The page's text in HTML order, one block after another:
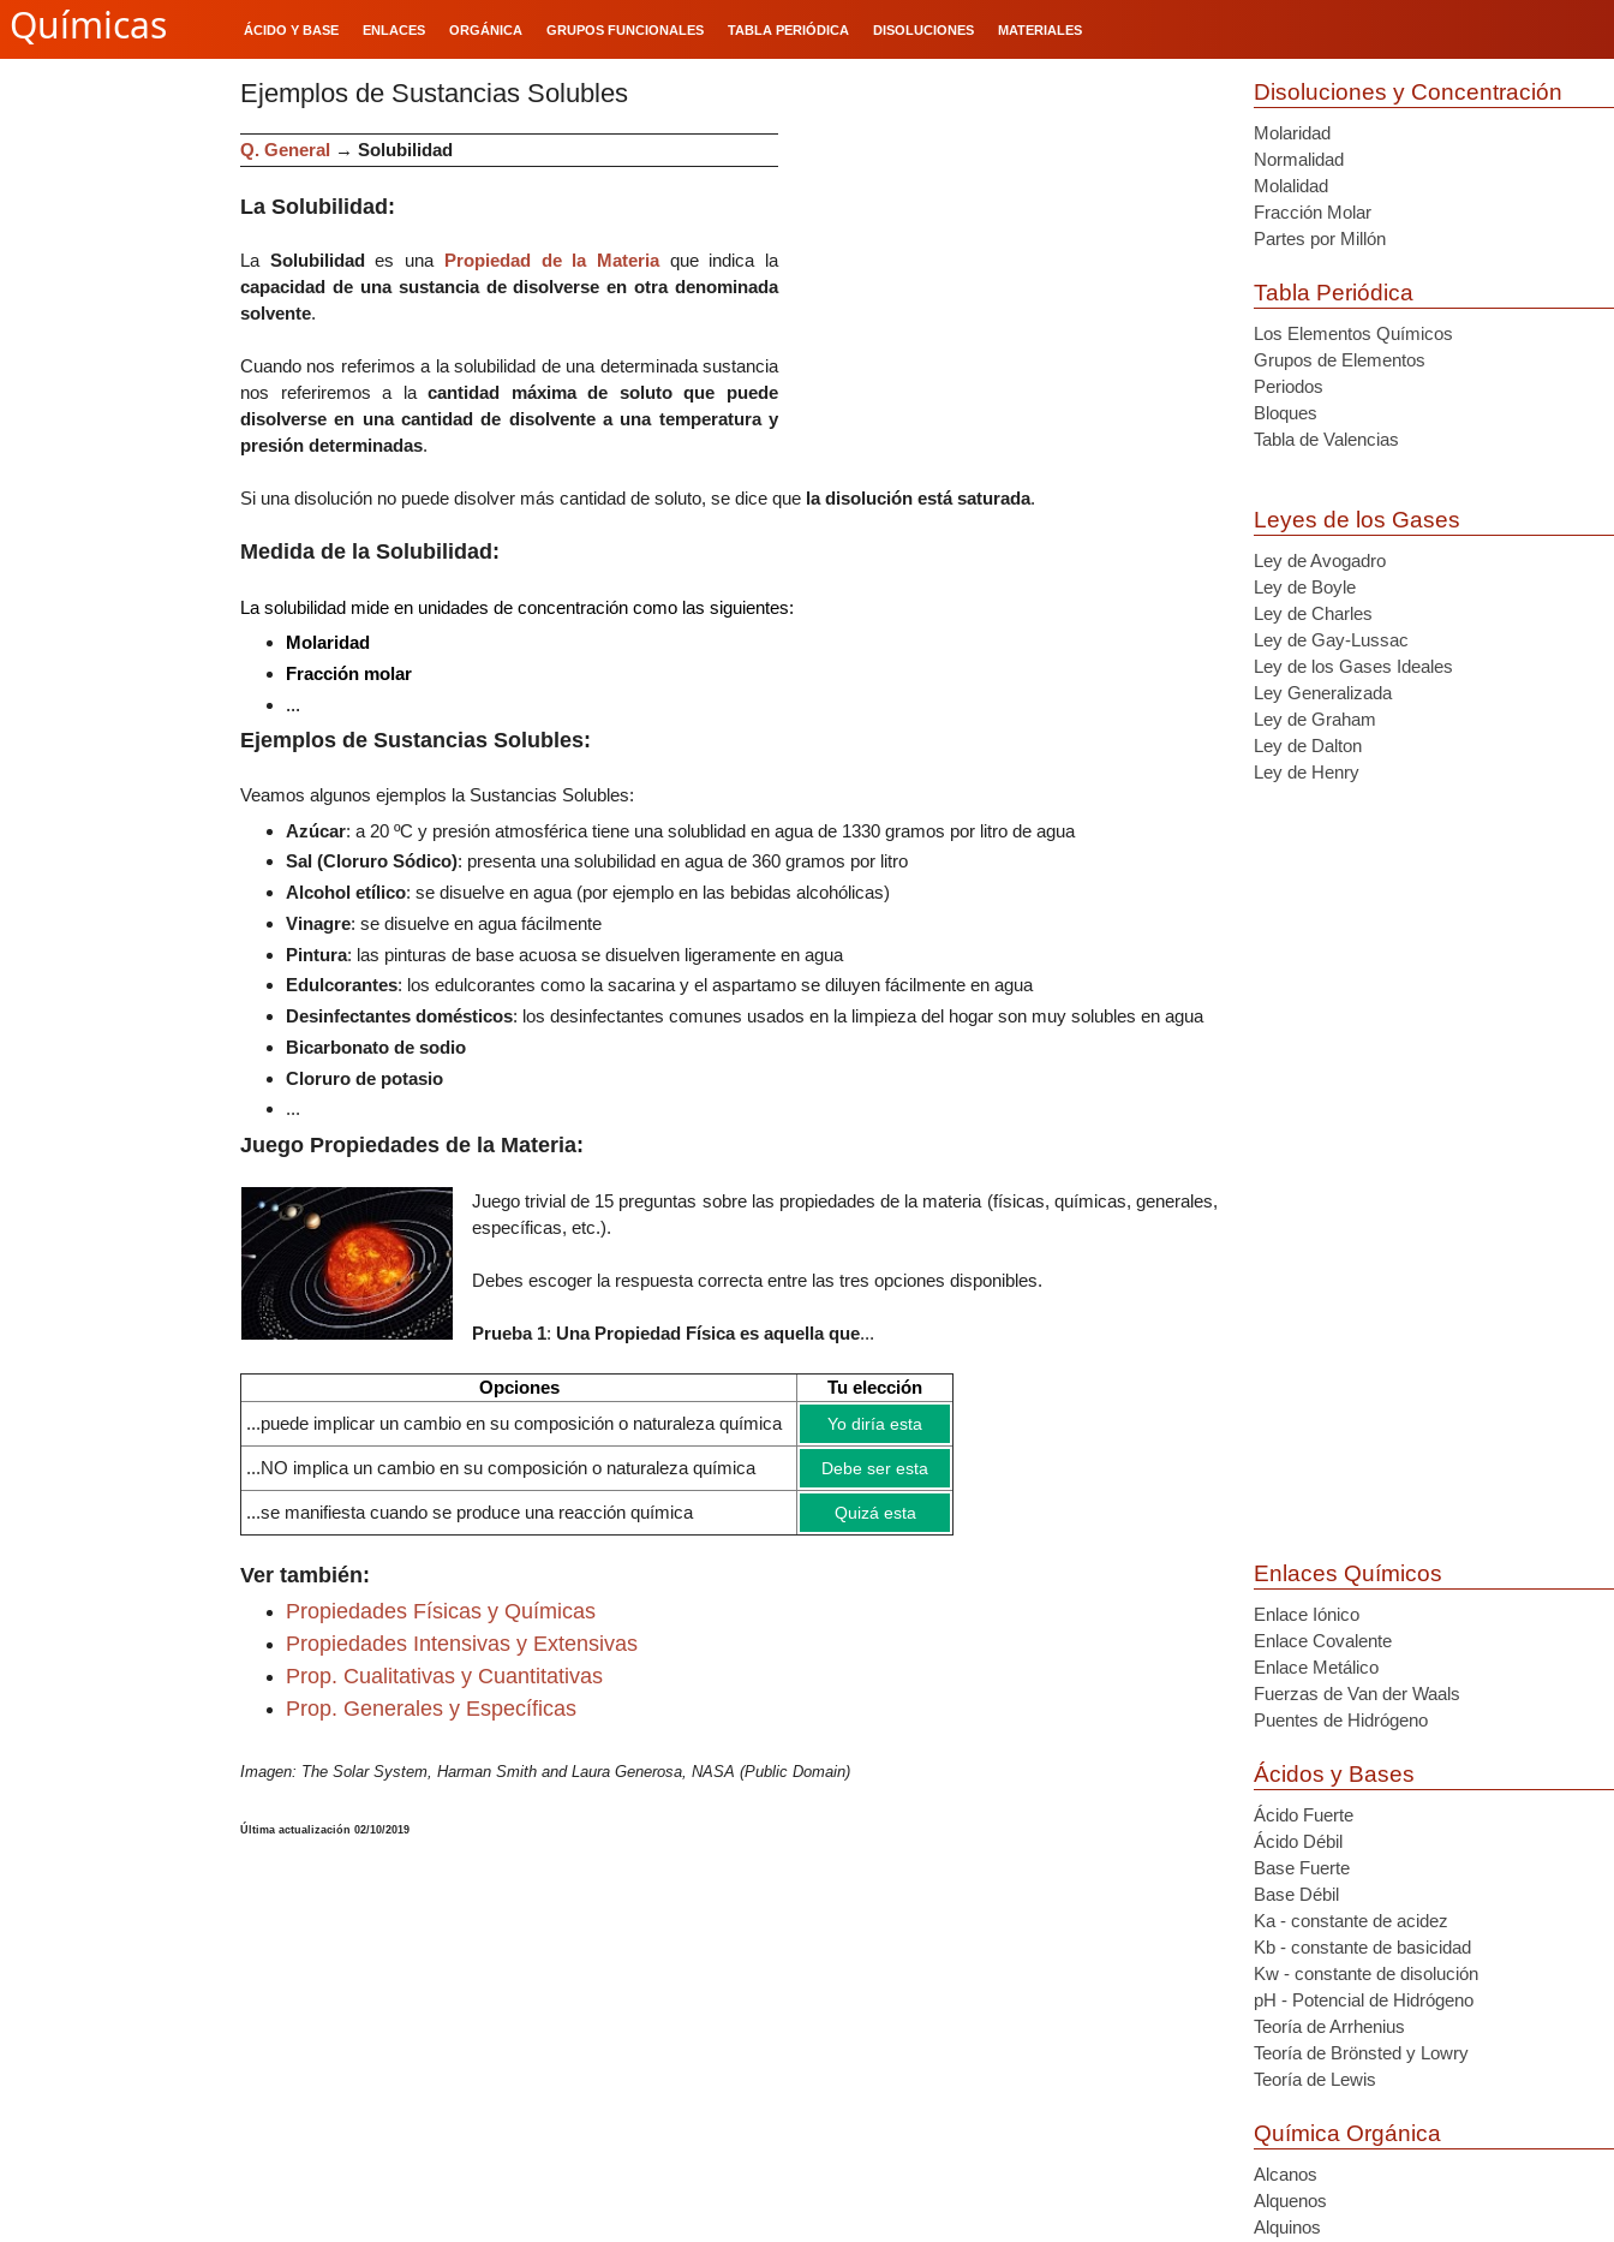
Químicas ÁCIDO Y BASE ENLACES ORGÁNICA GRUPOS FUNCIONALES TABLA PERIÓDICA DISOLUCIONES MATERIALES
Ejemplos de Sustancias Solubles
Q. General → Solubilidad
La Solubilidad:
La Solubilidades una Propiedad de la Materiaque indica la
capacidad de una sustancia de disolverse en otra denominada
solvente.
Cuando nos referimos a la solubilidad de una determinada sustancia
nos referiremos a lacantidad máxima de soluto que puede
disolverse en una cantidad de disolvente a una temperatura y
presión determinadas.
Si una disolución no puede disolver más cantidad de soluto, se dice que la disolución está saturada.
Medida de la Solubilidad:
La solubilidad mide en unidades de concentración como las siguientes:
Molaridad
Fracción molar
...
Ejemplos de Sustancias Solubles:
Veamos algunos ejemplos la Sustancias Solubles:
Azúcar: a 20 ºC y presión atmosférica tiene una solublidad en agua de 1330 gramos por litro de agua
Sal (Cloruro Sódico): presenta una solubilidad en agua de 360 gramos por litro
Alcohol etílico: se disuelve en agua (por ejemplo en las bebidas alcohólicas)
Vinagre: se disuelve en agua fácilmente
Pintura: las pinturas de base acuosa se disuelven ligeramente en agua
Edulcorantes: los edulcorantes como la sacarina y el aspartamo se diluyen fácilmente en agua
Desinfectantes domésticos: los desinfectantes comunes usados en la limpieza del hogar son muy solubles en agua
Bicarbonato de sodio
Cloruro de potasio
...
Juego Propiedades de la Materia:
Juego trivial de 15 preguntas sobre las propiedades de la materia (físicas, químicas, generales,
específicas, etc.).
Debes escoger la respuesta correcta entre las tres opciones disponibles.
Prueba 1: Una Propiedad Física es aquella que...
Opciones
Tu elección
...puede implicar un cambio en su composición o naturaleza química
Yo diría esta
...NO implica un cambio en su composición o naturaleza química Debe ser esta
...se manifiesta cuando se produce una reacción química Quizá esta
Ver también:
Propiedades Físicas y Químicas
Propiedades Intensivas y Extensivas
Prop. Cualitativas y Cuantitativas
Prop. Generales y Específicas
Imagen: The Solar System, Harman Smith and Laura Generosa, NASA (Public Domain)
Última actualización 02/10/2019
Disoluciones y Concentración
Molaridad
Normalidad
Molalidad
Fracción Molar
Partes por Millón
Tabla Periódica
Los Elementos Químicos
Grupos de Elementos
Periodos
Bloques
Tabla de Valencias
Leyes de los Gases
Ley de Avogadro
Ley de Boyle
Ley de Charles
Ley de Gay-Lussac
Ley de los Gases Ideales
Ley Generalizada
Ley de Graham
Ley de Dalton
Ley de Henry
Enlaces Químicos
Enlace Iónico
Enlace Covalente
Enlace Metálico
Fuerzas de Van der Waals
Puentes de Hidrógeno
Ácidos y Bases
Ácido Fuerte
Ácido Débil
Base Fuerte
Base Débil
Ka - constante de acidez
Kb - constante de basicidad
Kw - constante de disolución
pH - Potencial de Hidrógeno
Teoría de Arrhenius
Teoría de Brönsted y Lowry
Teoría de Lewis
Química Orgánica
Alcanos
Alquenos
Alquinos